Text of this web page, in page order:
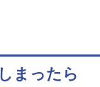
まったら